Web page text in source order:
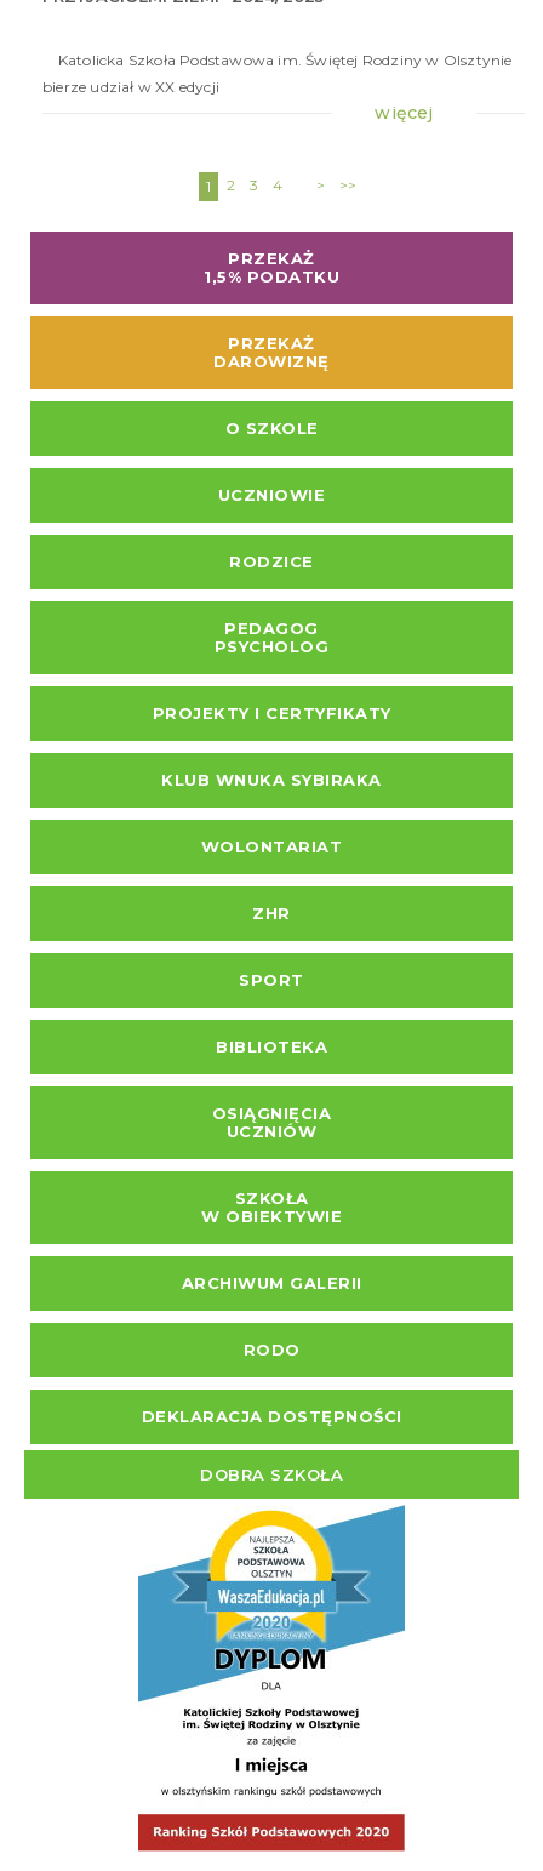
Katolicka Szkoła Podstawowa im. Świętej Rodziny w Olsztynie
bierze udział w XX edycji
więcej
1 2 3 4 > >>
PRZEKAŻ
1,5% PODATKU
PRZEKAŻ
DAROWIZNĘ
O SZKOLE
UCZNIOWIE
RODZICE
PEDAGOG
PSYCHOLOG
PROJEKTY I CERTYFIKATY
KLUB WNUKA SYBIRAKA
WOLONTARIAT
ZHR
SPORT
BIBLIOTEKA
OSIĄGNIĘCIA
UCZNIÓW
SZKOŁA
W OBIEKTYWIE
ARCHIWUM GALERII
RODO
DEKLARACJA DOSTĘPNOŚCI
DOBRA SZKOŁA